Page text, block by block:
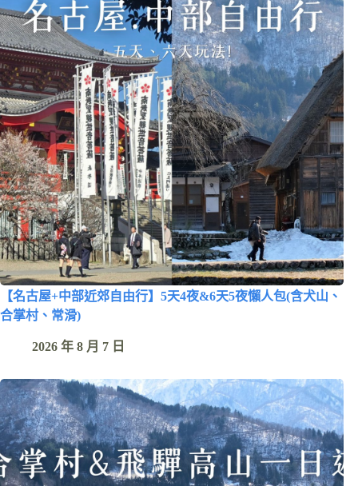
【名古屋+中部近郊自由行】5天4夜&6天5夜懶人包(含犬山、
合掌村、常滑)
2026 年 8 月 7 日